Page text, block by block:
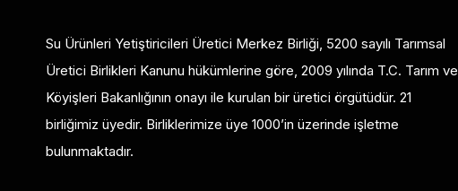
Su Ürünleri Yetiştiricileri Üretici Merkez Birliği, 5200 sayılı Tarımsal
Üretici Birlikleri Kanunu hükümlerine göre, 2009 yılında T.C. Tarım ve
Köyişleri Bakanlığının onayı ile kurulan bir üretici örgütüdür. 21
birliğimiz üyedir. Birliklerimize üye 1000’in üzerinde işletme
bulunmaktadır.